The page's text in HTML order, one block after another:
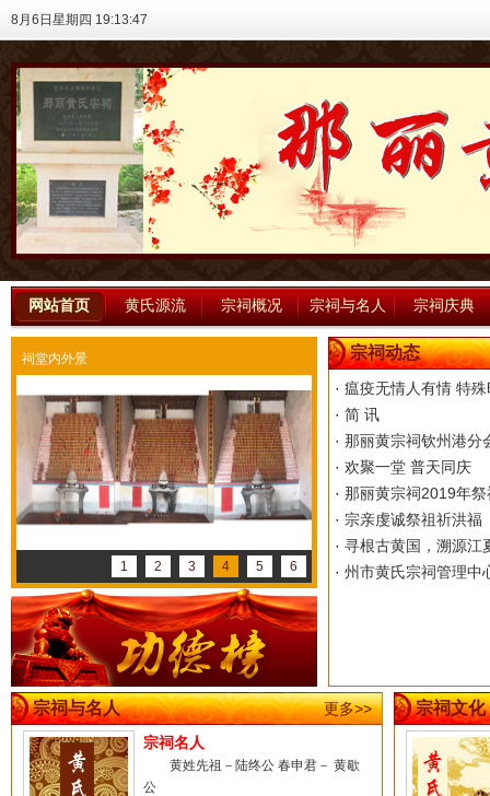
8月6日星期四 19:13:47
网站首页 黄氏源流 宗祠概况 宗祠与名人 宗祠庆典
祠堂内外景
1 2 3 4 5 6
宗祠动态
· 瘟疫无情人有情 特
· 简 讯
· 那丽黄宗祠钦州港分
· 欢聚一堂 普天同庆
· 那丽黄宗祠2019年
· 宗亲虔诚祭祖祈洪福
· 寻根古黄国，溯源江
· 州市黄氏宗祠管理中
宗祠与名人
更多>>
宗祠名人
黄姓先祖－陆终公 春申君－ 黄歇
公
宗祠文化